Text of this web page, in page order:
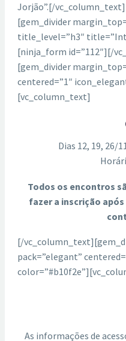
Jorjão”.[/
[gem_divider
title_level=”h3″
[ninja_form id=”112″][/
[gem_divider
centered=”1″
[vc_column_text]
Dias 12, 19, 26/
Todos os encontros
fazer a inscrição
[/
pack=”elegant”
As informações de